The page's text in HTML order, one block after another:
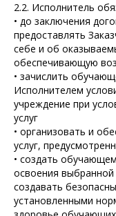
2.2. Исполнитель
• до заключения
предоставлять
себе и об
обеспечивающую
• зачислить
Исполнителем
учреждение при
услуг
• организовать и
услуг,
• создать
освоения
создавать
установленными